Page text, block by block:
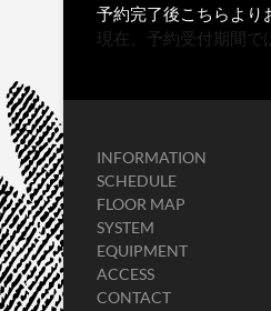
予約完了後こちらより
現在、予約受付期間で
INFORMATION
SCHEDULE
FLOOR MAP
SYSTEM
EQUIPMENT
ACCESS
CONTACT